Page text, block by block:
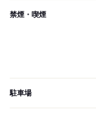
禁煙・喫煙
駐車場